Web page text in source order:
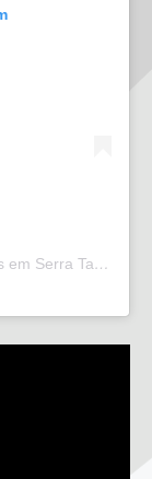
Uma publicação compartilhada por Notícias em Serra Talhada (@bloglucianarego)